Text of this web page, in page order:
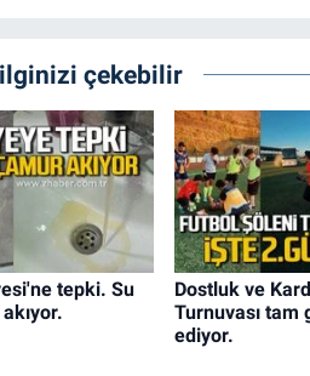
çekebilir
tepki. Su
Dostluk ve
Turnuvası tam
ediyor.